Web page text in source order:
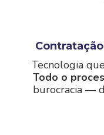
Tecnologia
Todo o
burocracia —